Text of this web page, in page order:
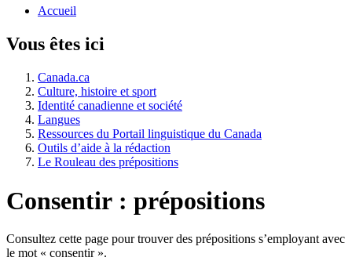
Accueil
Vous êtes ici
Canada.ca
Culture, histoire et sport
Identité canadienne et société
Langues
Ressources du Portail linguistique du Canada
Outils d’aide à la rédaction
Le Rouleau des prépositions
Consentir : prépositions
Consultez cette page pour trouver des prépositions s’employant avec
le mot « consentir ».